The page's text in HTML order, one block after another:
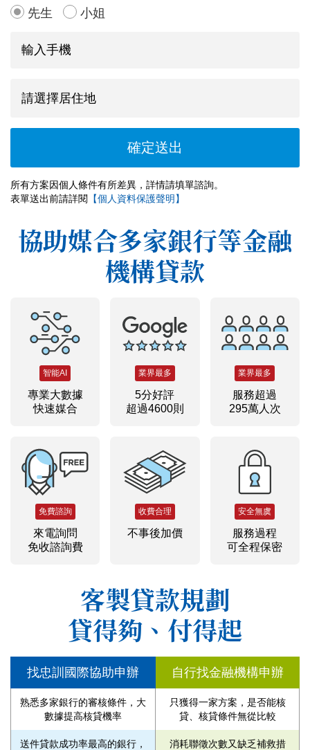
先生 小姐
所有方案因個人條件有所差異，詳情請填單諮詢。
表單送出前請詳閱 【個人資料保護聲明】
協助媒合多家銀行等金融
機構貸款
智能AI
專業大數據
快速媒合
業界最多
5分好評
超過4600則
業界最多
服務超過
295萬人次
免費諮詢
來電詢問
免收諮詢費
收費合理
不事後加價
安全無虞
服務過程
可全程保密
客製貸款規劃
貸得夠、付得起
找忠訓國際協助申辦 自行找金融機構申辦
熟悉多家銀行的審核條件，大
數據提高核貸機率
只獲得一家方案，是否能核
貸、核貸條件無從比較
送件貸款成功率最高的銀行， 消耗聯徵次數又缺乏補救措